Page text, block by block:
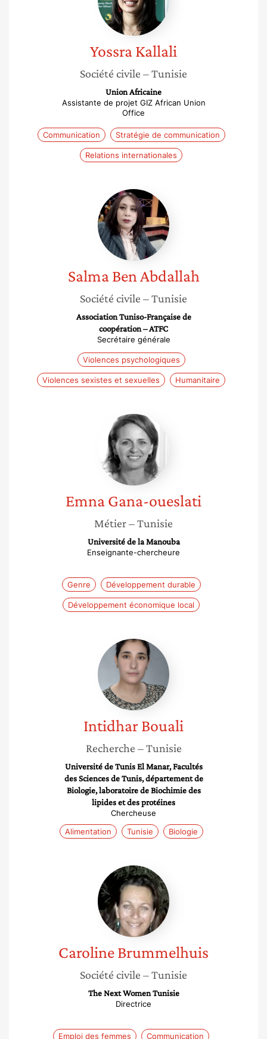
YossraKallali
Société civile – Tunisie
Union Africaine
Assistante de projet GIZ African Union
Office
Communication Stratégie de communication
Relations internationales
Salma
Ben
Abdallah
Salma Ben Abdallah
Société civile – Tunisie
Association Tuniso-Française de
coopération – ATFC
Secrétaire générale
Violences psychologiques
Violences sexistes et sexuelles Humanitaire
Emna
Gana-
oueslati
EmnaGana-oueslati
Métier– Tunisie
Université de la Manouba
Enseignante-chercheure
Genre Développement durable
Développement économique local
Intidhar
Bouali
IntidharBouali
Recherche – Tunisie
Université de Tunis El Manar, Facultés
des Sciences de Tunis, département de
Biologie, laboratoire de Biochimie des
lipides et des protéines
Chercheuse
Alimentation
Tunisie Biologie
Caroline
Brummelhuis
CarolineBrummelhuis
Société civile – Tunisie
The Next Women Tunisie
Directrice
Emploi des femmes Communication